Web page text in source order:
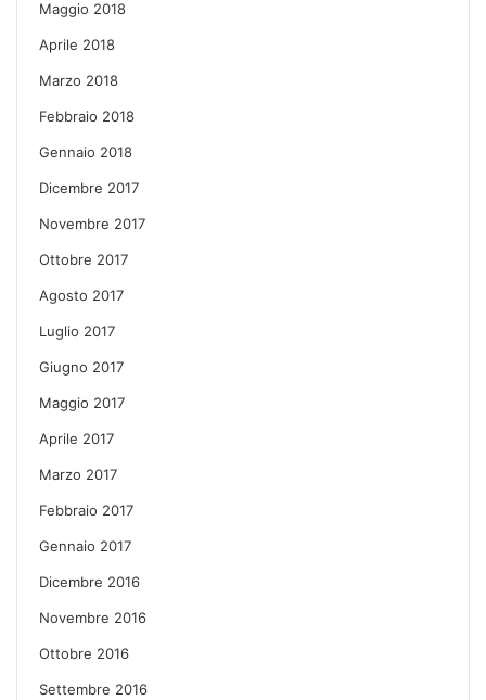
Maggio 2018
Aprile 2018
Marzo 2018
Febbraio 2018
Gennaio 2018
Dicembre 2017
Novembre 2017
Ottobre 2017
Agosto 2017
Luglio 2017
Giugno 2017
Maggio 2017
Aprile 2017
Marzo 2017
Febbraio 2017
Gennaio 2017
Dicembre 2016
Novembre 2016
Ottobre 2016
Settembre 2016